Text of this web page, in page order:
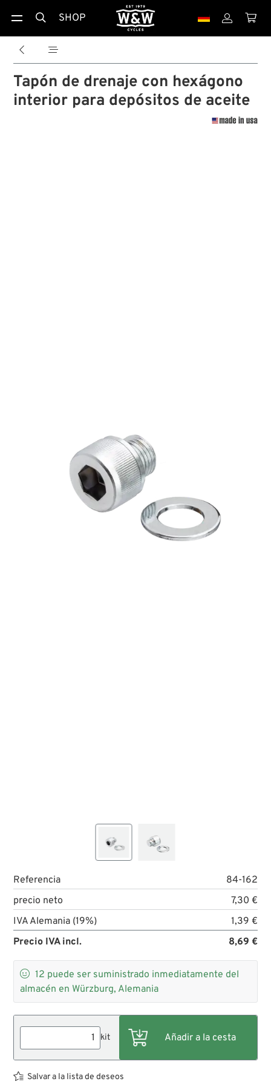
 SHOP  
 
Tapón de drenaje con hexágono
interior para depósitos de aceite
Referencia
84-162
precio neto
7,30 €
IVA Alemania (19%)
1,39 €
Precio IVA incl.
8,69 €
 12 puede ser suministrado inmediatamente del
almacén en Würzburg, Alemania
kit
Salvar a la lista de deseos